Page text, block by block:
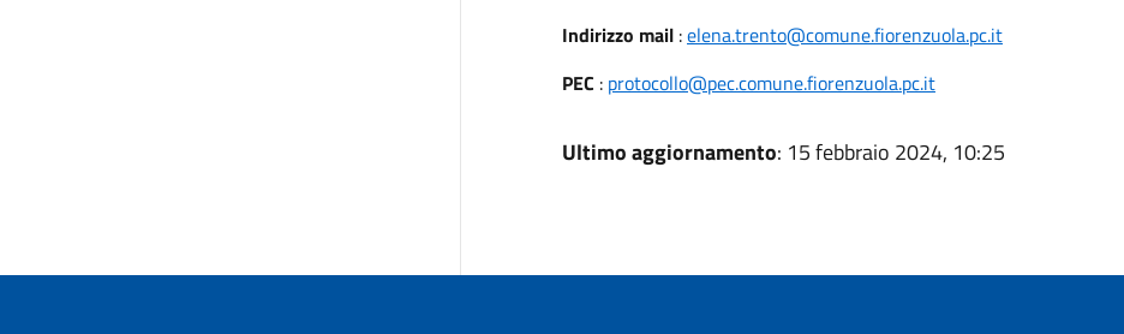
Indirizzo mail:elena.trento@comune.fiorenzuola.pc.it
PEC : protocollo@pec.comune.fiorenzuola.pc.it
Ultimo aggiornamento: 15 febbraio 2024, 10:25